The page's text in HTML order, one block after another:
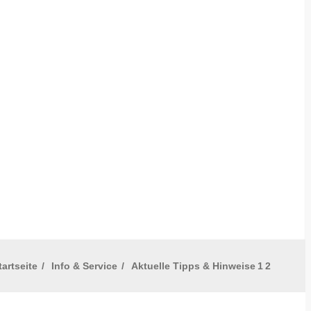
1
/ Info & Service 2
/ Aktuelle Tipps & Hinweise